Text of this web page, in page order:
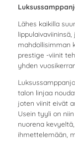
Lähes kaikilla
mahdollisimman
prestige -viinit
yhden
talon linjaa
joten viinit eivät
Usein tyyli on
nuorena
ihmettelemään,